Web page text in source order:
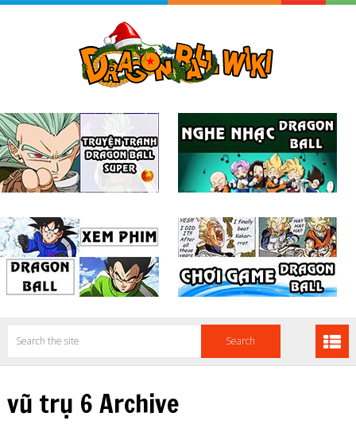
vũ trụ 6 Archive